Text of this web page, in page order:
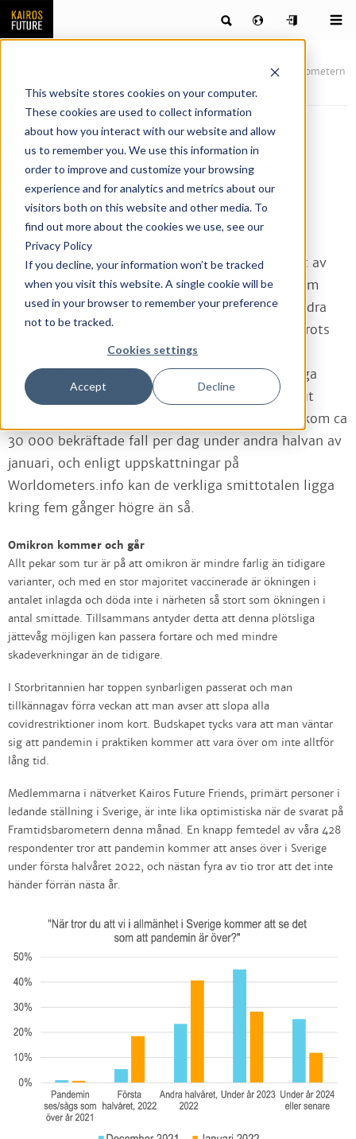
This website stores cookies on your computer.
These cookies are used to collect information
about how you interact with our website and allow
us to remember you. We use this information in
order to improve and customize your browsing
experience and for analytics and metrics about our
visitors both on this website and other media. To
find out more about the cookies we use, see our
Privacy Policy
If you decline, your information won’t be tracked
when you visit this website. A single cookie will be
used in your browser to remember your preference
not to be tracked.
Cookies settings
Accept Decline
What’s NXT: Framtidsbarometern
– Omikron, oron och omvärlden
What’s NXT:
Framtidsbarometern –
Omikron, oron och
omvärlden
När senaste Framtidsbarometern kom ut i slutet av
november innehöll den frasen ”det ser ut som om
pandemin i Sverige, till skillnad från i många andra
länder, verkar vara åtminstone under kontroll, trots
att vi inte ser någon riktig seger över viruset”.
Omikronvarianten hade då slagit igenom i många
länder men ännu inte i Sverige. Så ser det inte ut
idag. Enligt Folkhälsomyndighetens statistik inkom ca
30 000 bekräftade fall per dag under andra halvan av
januari, och enligt uppskattningar på
Worldometers.info kan de verkliga smittotalen ligga
kring fem gånger högre än så.
Omikron kommer och går
Allt pekar som tur är på att omikron är mindre farlig än tidigare
varianter, och med en stor majoritet vaccinerade är ökningen i
antalet inlagda och döda inte i närheten så stort som ökningen i
antal smittade. Tillsammans antyder detta att denna plötsliga
jättevåg möjligen kan passera fortare och med mindre
skadeverkningar än de tidigare.
I Storbritannien har toppen synbarligen passerat och man
tillkännagav förra veckan att man avser att slopa alla
covidrestriktioner inom kort. Budskapet tycks vara att man väntar
sig att pandemin i praktiken kommer att vara över om inte alltför
lång tid.
Medlemmarna i nätverket Kairos Future Friends, primärt personer i
ledande ställning i Sverige, är inte lika optimistiska när de svarat på
Framtidsbarometern denna månad. En knapp femtedel av våra 428
respondenter tror att pandemin kommer att anses över i Sverige
under första halvåret 2022, och nästan fyra av tio tror att det inte
händer förrän nästa år.